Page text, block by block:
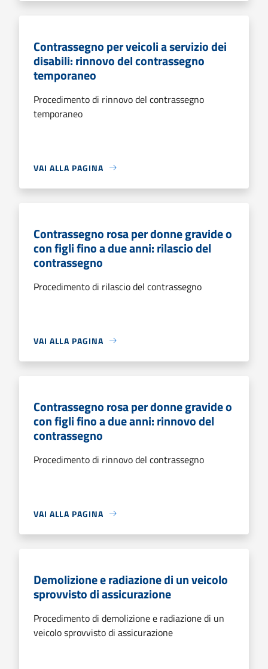
Contrassegno per veicoli a servizio dei
disabili: rinnovo del contrassegno
temporaneo
Procedimento di rinnovo del contrassegno
temporaneo
VAI ALLA PAGINA
Contrassegno rosa per donne gravide o
con figli fino a due anni: rilascio del
contrassegno
Procedimento di rilascio del contrassegno
VAI ALLA PAGINA
Contrassegno rosa per donne gravide o
con figli fino a due anni: rinnovo del
contrassegno
Procedimento di rinnovo del contrassegno
VAI ALLA PAGINA
Demolizione e radiazione di un veicolo
sprovvisto di assicurazione
Procedimento di demolizione e radiazione di un
veicolo sprovvisto di assicurazione